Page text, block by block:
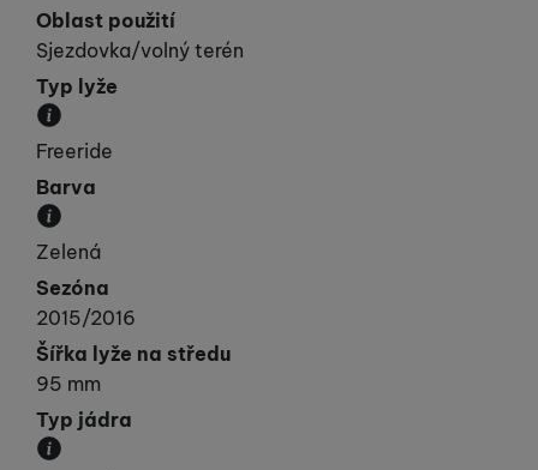
Oblast použití
Sjezdovka/volný terén
Typ lyže
Kategorie, do které lyže spadá svými vlastnostmi.
Freeride
Barva
Převládající barva výrobku.
Zelená
Sezóna
2015/2016
Šířka lyže na středu
95 mm
Typ jádra